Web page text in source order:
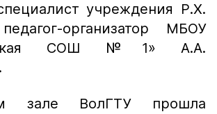
учреждения Р.Х.
организатор МБОУ
СОШ №1» А.А.
зале ВолГТУ прошла